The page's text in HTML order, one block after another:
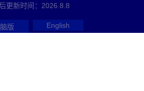
更新时间： 2026 8 8
版 English